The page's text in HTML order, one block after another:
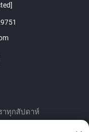
าทุกสัปดาห์